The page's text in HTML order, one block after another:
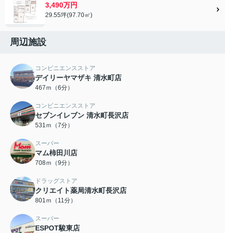
3,490万円
29.55坪(97.70㎡)
周辺施設
コンビニエンスストア
デイリーヤマザキ 清水町店
467ｍ（6分）
コンビニエンスストア
セブンイレブン 清水町長沢店
531ｍ（7分）
スーパー
マム柿田川店
708ｍ（9分）
ドラッグストア
クリエイト薬局清水町長沢店
801ｍ（11分）
スーパー
ESPOT駿東店